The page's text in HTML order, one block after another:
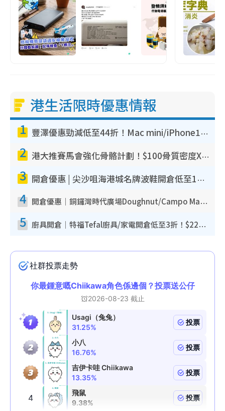
港生活限時優惠情報
1 豐澤優惠勁減低至44折！Mac mini/iPhone17Pro大減價！廚房家電$220起
2 港大推賽馬會強化骨骼計劃！$100骨質密度X光檢查 完成免費運動訓練送超市禮券！附參加資格
3 開倉優惠 | 尖沙咀海港城名牌波鞋開倉低至1折！On鞋$899起／Joy&Peace鞋履$98起
4 開倉優惠｜銅鑼灣時代廣場Doughnut/Campo Marzio開倉低至1折！背囊、書包、手袋劈價$200起
5 廚具開倉｜特福Tefal廚具/家電開倉低至3折！$220起買平底鍋/炒鑊/湯煲！電飯煲/吸塵機/燙斗$418起